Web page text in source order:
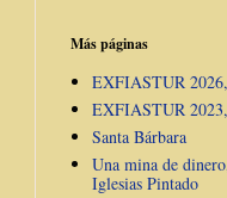
Más páginas
EXFIASTUR
EXFIASTUR
Santa Bárbara
Una mina de
Iglesias Pintado